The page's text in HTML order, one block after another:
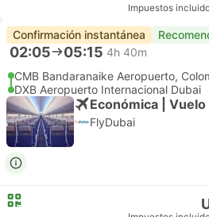
Impuestos
Confirmación instantánea
02:05 05:15 4h 40m
CMB Bandaranaike Aeropuerto,
DXB Aeropuerto Internacional Dubai
Económica |
FlyDubai